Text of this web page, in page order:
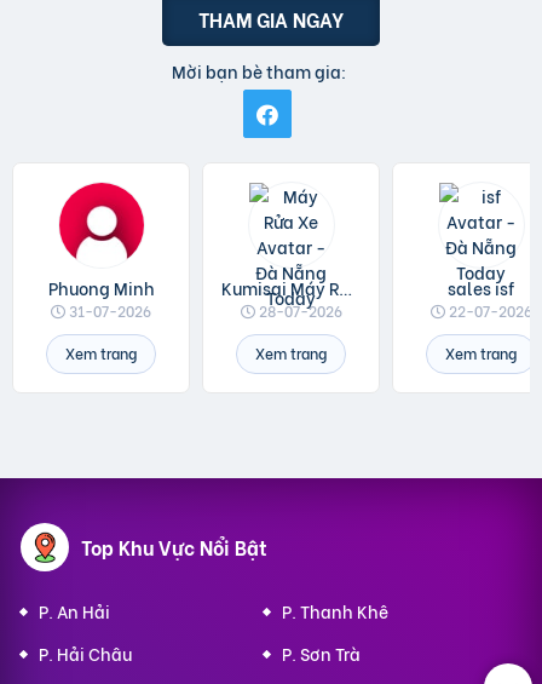
THAM GIA NGAY
Mời bạn bè tham gia:
Phuong Minh
31-07-2026
Xem trang
Kumisai Máy Rửa Xe
28-07-2026
Xem trang
sales isf
22-07-2026
Xem trang
Top Khu Vực Nổi Bật
P. An Hải
P. Thanh Khê
P. Hải Châu
P. Sơn Trà